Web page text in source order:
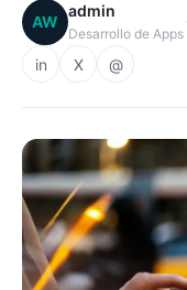
AW
admin
Desarrollo de Apps
in X @